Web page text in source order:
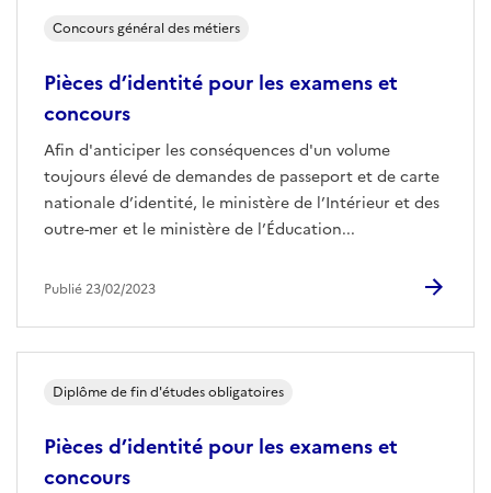
Pièces d’identité pour les examens et
concours
Afin d'anticiper les conséquences d'un volume
toujours élevé de demandes de passeport et de carte
nationale d’identité, le ministère de l’Intérieur et des
outre-mer et le ministère de l’Éducation...
Concours général des métiers
Publié 23/02/2023
Pièces d’identité pour les examens et
concours
Diplôme de fin d'études obligatoires